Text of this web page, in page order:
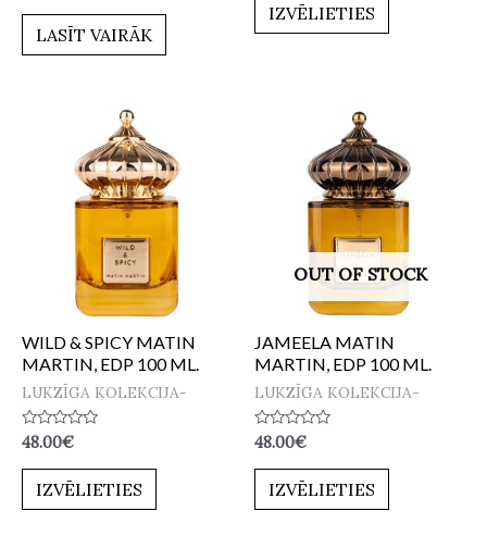
0
LASĪT VAIRĀK
IZVĒLIETIES
WILD & SPICY MATIN
MARTIN, EDP 100 ML.
LUKZĪGA KOLEKCIJA-
Novērtēts
ar
0
48.00€
IZVĒLIETIES
OUT OF STOCK
JAMEELA MATIN
MARTIN, EDP 100 ML.
LUKZĪGA KOLEKCIJA-
Novērtēts
ar
0
48.00€
IZVĒLIETIES